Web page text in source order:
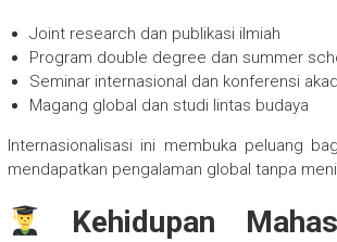
Joint research dan publikasi ilmiah
Program double degree dan summer
Seminar internasional dan konferensi
Magang global dan studi lintas budaya
Internasionalisasi ini membuka peluang
mendapatkan pengalaman global tanpa
Kehidupan